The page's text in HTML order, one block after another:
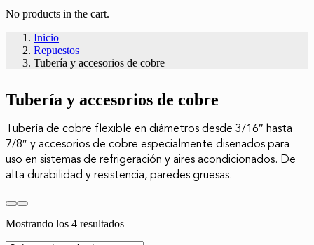
No products in the cart.
Inicio
Repuestos
Tubería y accesorios de cobre
Tubería y accesorios de cobre
Tubería de cobre flexible en diámetros desde 3/16″ hasta
7/8″ y accesorios de cobre especialmente diseñados para
uso en sistemas de refrigeración y aires acondicionados. De
alta durabilidad y resistencia, paredes gruesas.
Mostrando los 4 resultados